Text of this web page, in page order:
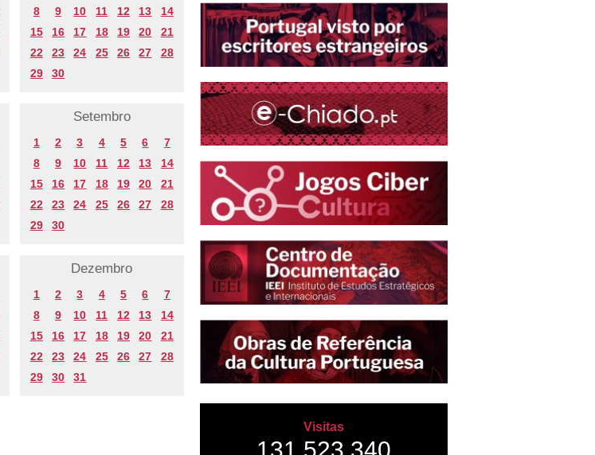
8
9 10 11 12 13
14
15
16 17 18 19 20
21
22
23 24 25 26 27
28
29
30
Setembro
1 2 3 4 5 6
7
8
9 10 11 12 13
14
15
16 17 18 19 20
21
22
23 24 25 26 27
28
29
30
Dezembro
1 2 3 4 5 6
7
8
9 10 11 12 13
14
15
16 17 18 19 20
21
22
23 24 25 26 27
28
29
30 31
Visitas